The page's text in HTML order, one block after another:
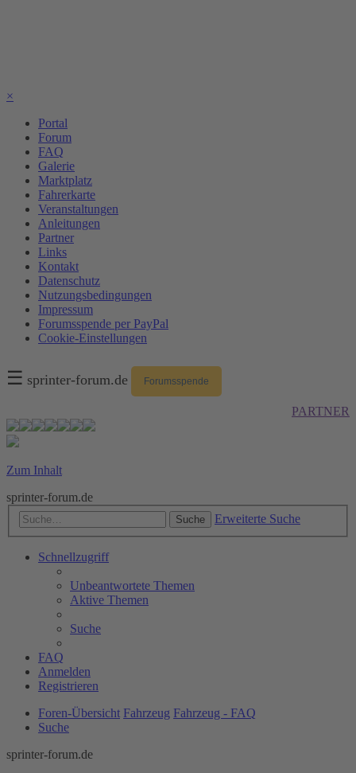
×
Portal
Forum
FAQ
Galerie
Marktplatz
Fahrerkarte
Veranstaltungen
Anleitungen
Partner
Links
Kontakt
Datenschutz
Nutzungsbedingungen
Impressum
Forumsspende per PayPal
Cookie-Einstellungen
☰ sprinter-forum.de Forumsspende
PARTNER
Zum Inhalt
sprinter-forum.de
Suche Erweiterte Suche
Schnellzugriff
Unbeantwortete Themen
Aktive Themen
Suche
FAQ
Anmelden
Registrieren
Foren-Übersicht Fahrzeug Fahrzeug - FAQ
Suche
sprinter-forum.de